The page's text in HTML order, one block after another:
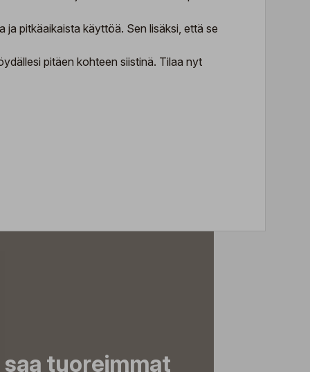
pitkäaikaista käyttöä. Sen lisäksi, että se
pitäen kohteen siistinä. Tilaa nyt
tuoreimmat